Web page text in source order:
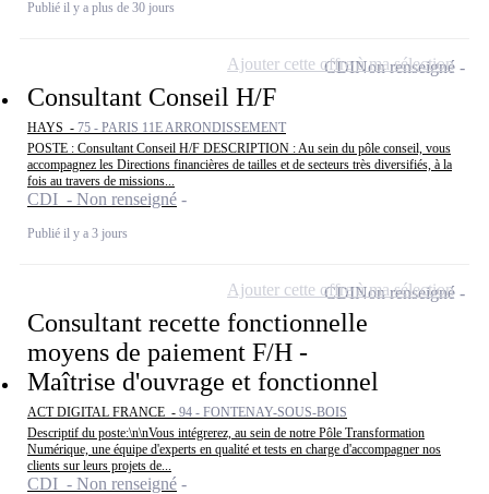
Publié il y a plus de 30 jours
Consultant Conseil H/F
HAYS - 75 - PARIS 11E ARRONDISSEMENT
POSTE : Consultant Conseil H/F DESCRIPTION : Au sein du pôle conseil, vous
accompagnez les Directions financières de tailles et de secteurs très diversifiés, à la
fois au travers de missions...
CDI - Non renseigné
Publié il y a 3 jours
CDINon renseigné
Ajouter cette offre à ma sélection
Consultant recette fonctionnelle
moyens de paiement F/H -
Maîtrise d'ouvrage et fonctionnel
ACT DIGITAL FRANCE - 94 - FONTENAY-SOUS-BOIS
Descriptif du poste:\n\nVous intégrerez, au sein de notre Pôle Transformation
Numérique, une équipe d'experts en qualité et tests en charge d'accompagner nos
clients sur leurs projets de...
CDI - Non renseigné
CDINon renseigné
Ajouter cette offre à ma sélection